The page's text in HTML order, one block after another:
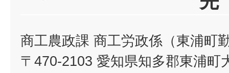
商工農政課 商工労政係（東浦町
〒470-2103 愛知県知多郡東浦町